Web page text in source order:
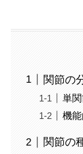
関節の
単
機
関節の